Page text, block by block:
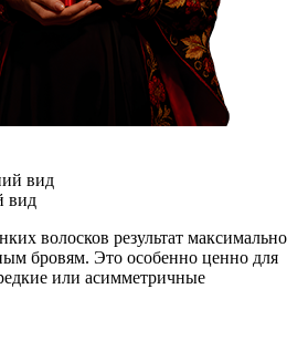
вид
волосков результат максимально
бровям. Это особенно ценно для
или асимметричные